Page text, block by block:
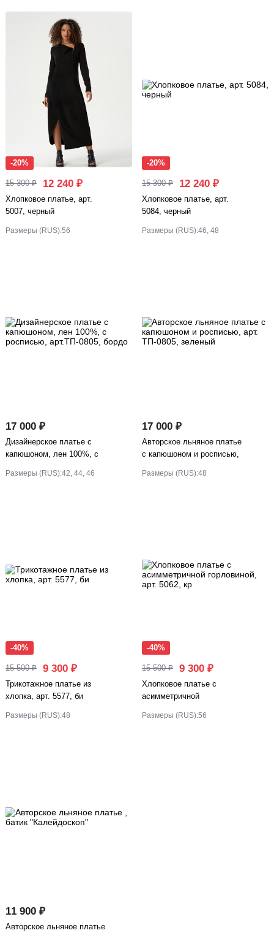
-20%
15 300 ₽ 12 240 ₽
Хлопковое платье, арт.
5007, черный
Размеры (RUS):56
-20%
15 300 ₽ 12 240 ₽
Хлопковое платье, арт.
5084, черный
Размеры (RUS):46, 48
17 000 ₽
Дизайнерское платье с
капюшоном, лен 100%, с
бордо
Размеры (RUS):42, 44, 46
17 000 ₽
Авторское льняное платье
с капюшоном и росписью,
Размеры (RUS):48
-40%
15 500 ₽ 9 300 ₽
Трикотажное платье из
хлопка, арт. 5577, би
Размеры (RUS):48
-40%
15 500 ₽ 9 300 ₽
Хлопковое платье с
асимметричной
Размеры (RUS):56
11 900 ₽
Авторское льняное платье